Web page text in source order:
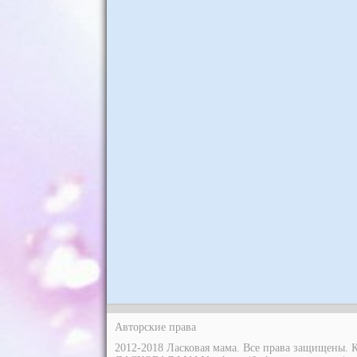
Авторские права
2012-2018 Ласковая мама. Все права защищены.